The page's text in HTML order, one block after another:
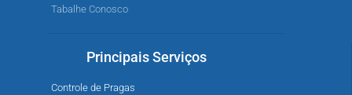
Tabalhe Conosco
Principais Serviços
Controle de Pragas